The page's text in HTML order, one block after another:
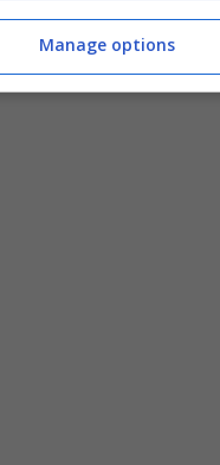
per il
Live,
Manage options